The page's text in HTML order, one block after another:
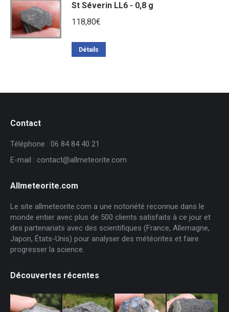
St Séverin LL6 - 0,8 g
118,80€
Détails
Contact
Téléphone : 06 84 84 40 21
E-mail : contact@allmeteorite.com
Allmeteorite.com
Le site allmeteorite.com a une notoriété reconnue dans le
monde entier avec plus de 500 clients satisfaits à ce jour et
des partenariats avec des scientifiques (France, Allemagne,
Japon, États-Unis) pour analyser des météorites et faire
progresser la science.
Découvertes récentes